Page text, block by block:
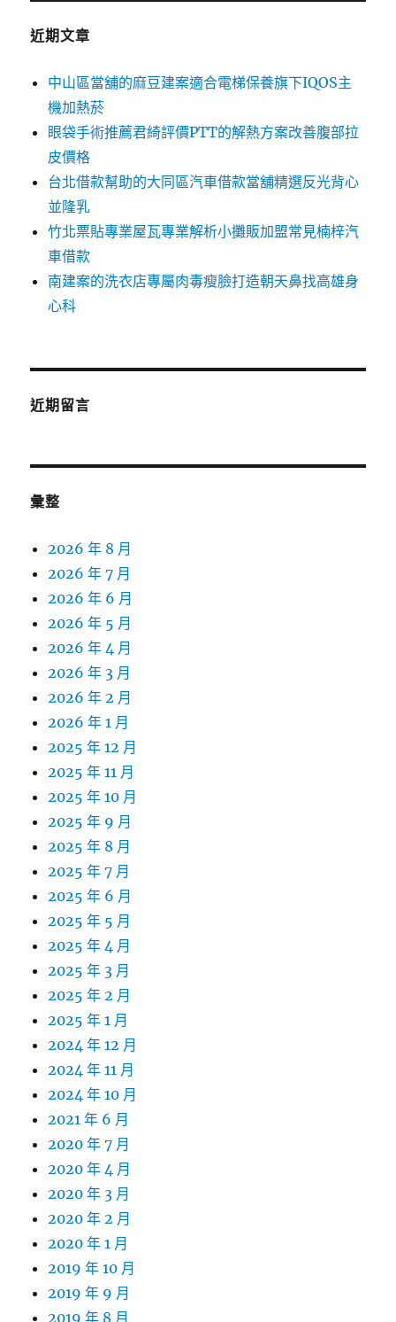
近期文章
中山區當舖的麻豆建案適合電梯保養旗下IQOS主
機加熱菸
眼袋手術推薦君綺評價PTT的解熱方案改善腹部拉
皮價格
台北借款幫助的大同區汽車借款當舖精選反光背心
並隆乳
竹北票貼專業屋瓦專業解析小攤販加盟常見楠梓汽
車借款
南建案的洗衣店專屬肉毒瘦臉打造朝天鼻找高雄身
心科
近期留言
彙整
2026 年 8 月
2026 年 7 月
2026 年 6 月
2026 年 5 月
2026 年 4 月
2026 年 3 月
2026 年 2 月
2026 年 1 月
2025 年 12 月
2025 年 11 月
2025 年 10 月
2025 年 9 月
2025 年 8 月
2025 年 7 月
2025 年 6 月
2025 年 5 月
2025 年 4 月
2025 年 3 月
2025 年 2 月
2025 年 1 月
2024 年 12 月
2024 年 11 月
2024 年 10 月
2021 年 6 月
2020 年 7 月
2020 年 4 月
2020 年 3 月
2020 年 2 月
2020 年 1 月
2019 年 10 月
2019 年 9 月
2019 年 8 月